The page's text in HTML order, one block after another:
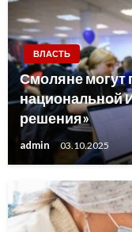
ВЛАСТЬ
Смоляне могут
национальной
решения»
admin 03.10.2025